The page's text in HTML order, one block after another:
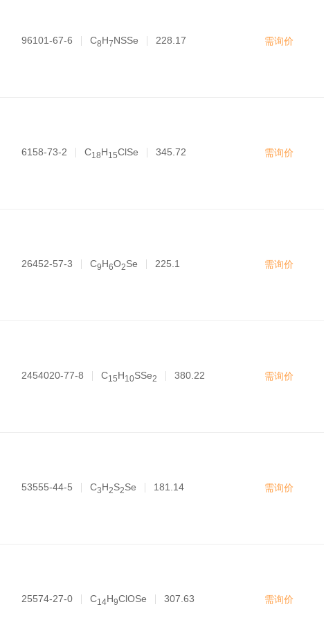
96101-67-6 C8H7NSSe 228.17 需询价
6158-73-2 C1 8H1 5ClSe 345.72 需询价
26452-57-3 C9H6O2Se 225.1 需询价
2454020-77-8 C1 5H1 0SSe2 380.22 需询价
53555-44-5 C3H2S2Se 181.14 需询价
25574-27-0 C1 4H9ClOSe 307.63 需询价